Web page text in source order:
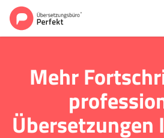
Mehr
Übersetzungen